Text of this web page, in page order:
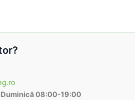
Duminică 08:00-19:00